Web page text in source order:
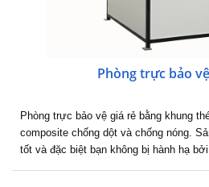
Phòng trực bảo
Phòng trực bảo vệ giá rẻ bằng khung
composite chống dột và chống nóng.
tốt và đặc biệt bạn không bị hành hạ